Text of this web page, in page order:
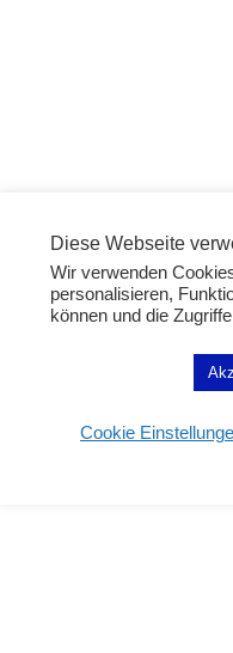
Diese Webseite
Wir verwenden
personalisieren,
können und die
Cookie